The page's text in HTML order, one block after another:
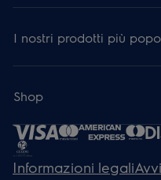
I nostri prodotti più
Shop
Informazioni legali